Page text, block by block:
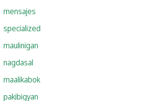
mensajes
specialized
maulinigan
nagdasal
maalikabok
pakibigyan